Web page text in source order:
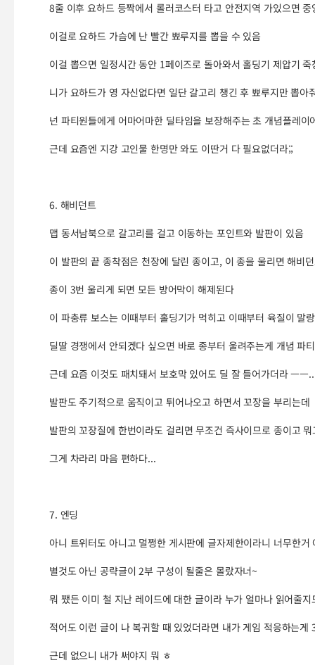
8줄 이후 요하드 등짝에서 롤러코스터 타고 안전지역 가있으면
이걸로 요하드 가슴에 난 빨간 뾰루지를 뽑을 수 있음
이걸 뽑으면 일정시간 동안 1페이즈로 돌아와서 홀딩기 제압기
니가 요하드가 영 자신없다면 일단 갈고리 챙긴 후 뾰루지만 뽑아
넌 파티원들에게 어마어마한 딜타임을 보장해주는 초 개념플레
근데 요즘엔 지강 고인물 한명만 와도 이딴거 다 필요없더라;;
6. 해비던트
맵 동서남북으로 갈고리를 걸고 이동하는 포인트와 발판이 있음
이 발판의 끝 종착점은 천장에 달린 종이고, 이 종을 울리면 해비
종이 3번 울리게 되면 모든 방어막이 해제된다
이 파충류 보스는 이때부터 홀딩기가 먹히고 이때부터 육질이 말
딜딸 경쟁에서 안되겠다 싶으면 바로 종부터 울려주는게 개념 파
근데 요즘 이것도 패치돼서 보호막 있어도 딜 잘 들어가더라 ㅡㅡ
발판도 주기적으로 움직이고 튀어나오고 하면서 꼬장을 부리는데
발판의 꼬장질에 한번이라도 걸리면 무조건 즉사이므로 종이고
그게 차라리 마음 편하다...
7. 엔딩
아니 트위터도 아니고 멀쩡한 게시판에 글자제한이라니 너무한거
별것도 아닌 공략글이 2부 구성이 될줄은 몰랐자너~
뭐 쨌든 이미 철 지난 레이드에 대한 글이라 누가 얼마나 읽어줄지
적어도 이런 글이 나 복귀할 때 있었더라면 내가 게임 적응하는게
근데 없으니 내가 써야지 뭐 ㅎ